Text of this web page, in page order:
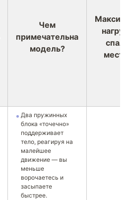
Чем
примечательна
модель?
место
Два пружинных
блока «точечно»
поддерживает
тело, реагируя на
малейшее
движение — вы
меньше
ворочаетесь и
засыпаете
быстрее.